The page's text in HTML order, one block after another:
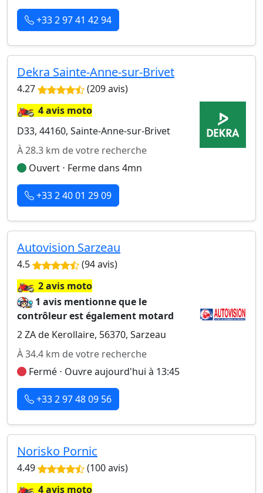
+33 2 97 41 42 94
Dekra Sainte-Anne-sur-Brivet
4.27 (209 avis)
🏍️4 avis moto
D33, 44160, Sainte-Anne-sur-Brivet
À 28.3 km de votre recherche
Ouvert ⋅ Ferme dans 4mn
+33 2 40 01 29 09
Autovision Sarzeau
4.5 (94 avis)
🏍️2 avis moto
1 avis mentionne que le
contrôleur est également motard
2 ZA de Kerollaire, 56370, Sarzeau
À 34.4 km de votre recherche
Fermé ⋅ Ouvre aujourd'hui à 13:45
+33 2 97 48 09 56
Norisko Pornic
4.49 (100 avis)
🏍️4 avis moto